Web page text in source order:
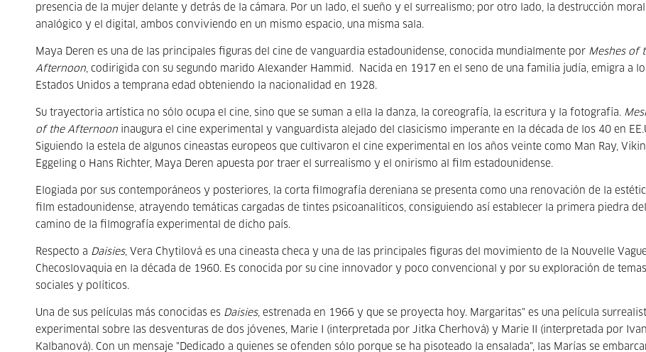
presencia de la mujer delante y detrás de la cámara. Por un lado, el sueño y el surrealismo; por otro lado, la destrucción moral.
analógico y el digital, ambos conviviendo en un mismo espacio, una misma sala.
Maya Deren es una de las principales figuras del cine de vanguardia estadounidense, conocida mundialmente por Meshes of
Afternoon, codirigida con su segundo marido Alexander Hammid. Nacida en 1917 en el seno de una familia judía, emigra a
Estados Unidos a temprana edad obteniendo la nacionalidad en 1928.
Su trayectoria artística no sólo ocupa el cine, sino que se suman a ella la danza, la coreografía, la escritura y la fotografía.
of the Afternoon inaugura el cine experimental y vanguardista alejado del clasicismo imperante en la década de los 40 en
Siguiendo la estela de algunos cineastas europeos que cultivaron el cine experimental en los años veinte como Man Ray,
Eggeling o Hans Richter, Maya Deren apuesta por traer el surrealismo y el onirismo al film estadounidense.
Elogiada por sus contemporáneos y posteriores, la corta filmografía dereniana se presenta como una renovación de la
film estadounidense, atrayendo temáticas cargadas de tintes psicoanalíticos, consiguiendo así establecer la primera piedra del
camino de la filmografía experimental de dicho país.
Respecto a Daisies, Vera Chytilová es una cineasta checa y una de las principales figuras del movimiento de la Nouvelle
Checoslovaquia en la década de 1960. Es conocida por su cine innovador y poco convencional y por su exploración de temas
sociales y políticos.
Una de sus películas más conocidas es Daisies, estrenada en 1966 y que se proyecta hoy. Margaritas" es una película
experimental sobre las desventuras de dos jóvenes, Marie I (interpretada por Jitka Cherhová) y Marie II (interpretada por
Kalbanová). Con un mensaje "Dedicado a quienes se ofenden sólo porque se ha pisoteado la ensalada", las Marías se